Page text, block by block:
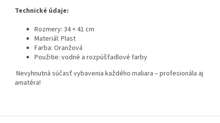
Technické údaje:
Rozmery: 34 × 41 cm
Materiál: Plast
Farba: Oranžová
Použitie: vodné a rozpúšťadlové farby
Nevyhnutná súčasť vybavenia každého maliara – profesionála aj
amatéra!